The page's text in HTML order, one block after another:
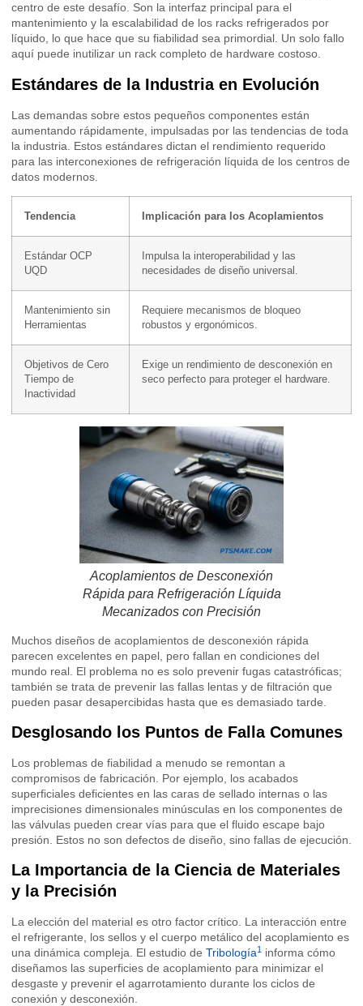
centro de este desafío. Son la interfaz principal para el
mantenimiento y la escalabilidad de los racks refrigerados por
líquido, lo que hace que su fiabilidad sea primordial. Un solo fallo
aquí puede inutilizar un rack completo de hardware costoso.
Estándares de la Industria en Evolución
Las demandas sobre estos pequeños componentes están
aumentando rápidamente, impulsadas por las tendencias de toda
la industria. Estos estándares dictan el rendimiento requerido
para las interconexiones de refrigeración líquida de los centros de
datos modernos.
Tendencia Implicación para los Acoplamientos
Estándar OCP
UQD
Impulsa la interoperabilidad y las
necesidades de diseño universal.
Mantenimiento sin
Herramientas
Requiere mecanismos de bloqueo
robustos y ergonómicos.
Objetivos de Cero
Tiempo de
Inactividad
Exige un rendimiento de desconexión en
seco perfecto para proteger el hardware.
Acoplamientos de Desconexión
Rápida para Refrigeración Líquida
Mecanizados con Precisión
Muchos diseños de acoplamientos de desconexión rápida
parecen excelentes en papel, pero fallan en condiciones del
mundo real. El problema no es solo prevenir fugas catastróficas;
también se trata de prevenir las fallas lentas y de filtración que
pueden pasar desapercibidas hasta que es demasiado tarde.
Desglosando los Puntos de Falla Comunes
Los problemas de fiabilidad a menudo se remontan a
compromisos de fabricación. Por ejemplo, los acabados
superficiales deficientes en las caras de sellado internas o las
imprecisiones dimensionales minúsculas en los componentes de
las válvulas pueden crear vías para que el fluido escape bajo
presión. Estos no son defectos de diseño, sino fallas de ejecución.
La Importancia de la Ciencia de Materiales
y la Precisión
La elección del material es otro factor crítico. La interacción entre
el refrigerante, los sellos y el cuerpo metálico del acoplamiento es
una dinámica compleja. El estudio de Tribología1 informa cómo
diseñamos las superficies de acoplamiento para minimizar el
desgaste y prevenir el agarrotamiento durante los ciclos de
conexión y desconexión.